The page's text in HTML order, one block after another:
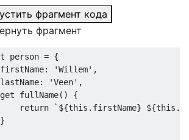
фрагмент кода
фрагмент
person = {
: 'Willem' ,
: 'Veen' ,
get fullName()
{
return
` ${this . firstName} ${this .
}